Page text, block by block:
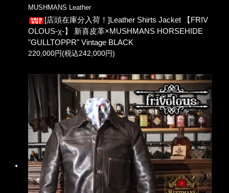
MUSHMANS Leather
[店頭在庫分入荷！]Leather Shirts Jacket 【FRIV
OLOUS-χ-】 新喜皮革×MUSHMANS HORSEHIDE
"GULLTOPPR" Vintage BLACK
220,000円(税込242,000円)